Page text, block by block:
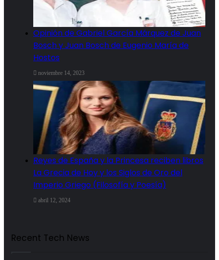
Opinión de Gabriel García Márquez de Juan
Bosch y Juan Bosch de Eugenio María de
Hostos
noviembre 14, 2023
Reyes de España y la Princesa reciben libros
La Grecia de Hoy y los Siglos de Oro del
Imperio Griego (Filosofía y Poesía)
abril 12, 2024
Recent Tech News